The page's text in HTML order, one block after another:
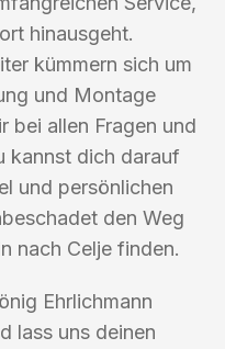
hinausgeht.
kümmern sich um
und Montage
bei allen Fragen und
kannst dich darauf
und persönlichen
den Weg
nach Celje finden.
Ehrlichmann
lass uns deinen